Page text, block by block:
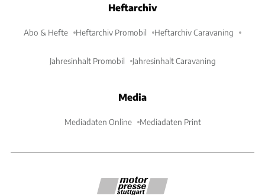
Heftarchiv
Abo & Hefte Heftarchiv Promobil Heftarchiv Caravaning
Jahresinhalt Promobil Jahresinhalt Caravaning
Media
Mediadaten Online Mediadaten Print